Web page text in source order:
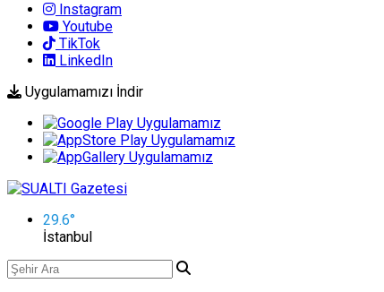
Instagram
Youtube
TikTok
LinkedIn
Uygulamamızı İndir
29.6°
İstanbul